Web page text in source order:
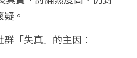
。
「失真」的主因：